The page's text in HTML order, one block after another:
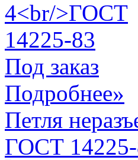
Под заказ
Подробнее»
Петля
ГОСТ